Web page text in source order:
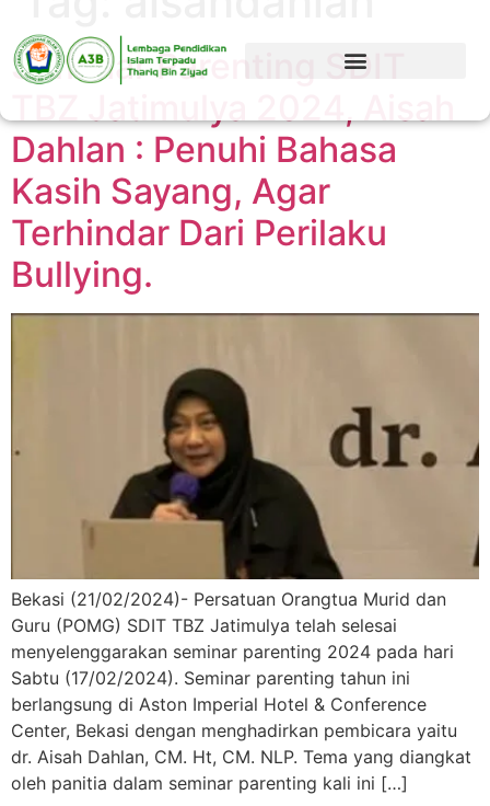
Seminar Parenting SDIT
Dahlan : Penuhi Bahasa
Kasih Sayang, Agar
Terhindar Dari Perilaku
Bullying.
Bekasi (21/02/2024)- Persatuan Orangtua Murid dan
Guru (POMG) SDIT TBZ Jatimulya telah selesai
menyelenggarakan seminar parenting 2024 pada hari
Sabtu (17/02/2024). Seminar parenting tahun ini
berlangsung di Aston Imperial Hotel & Conference
Center, Bekasi dengan menghadirkan pembicara yaitu
dr. Aisah Dahlan, CM. Ht, CM. NLP. Tema yang diangkat
oleh panitia dalam seminar parenting kali ini […]